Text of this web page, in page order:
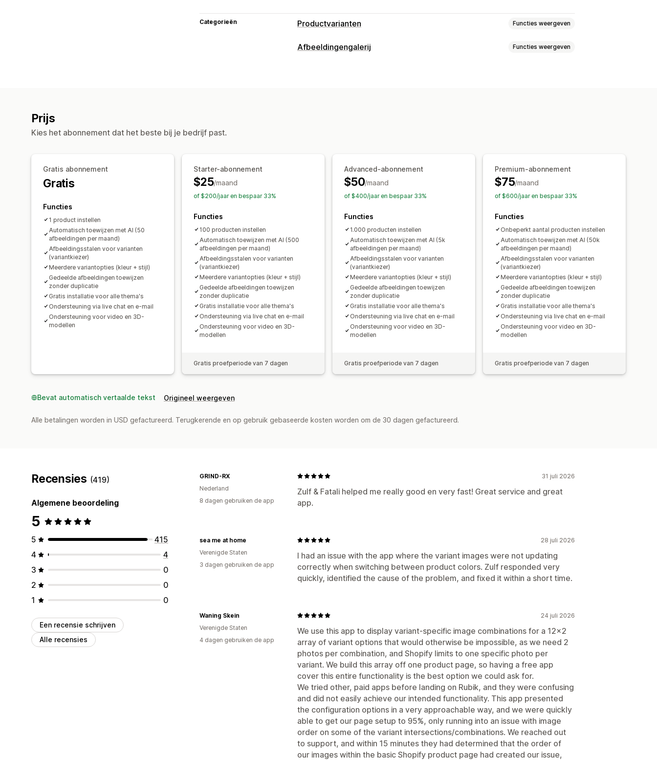
Categorieën Productvarianten Functies weergeven
Aanpassing
Afbeeldingengalerij Functies weergeven
Prijs
Kies het abonnement dat het beste bij je bedrijf past.
Gratis abonnement
Gratis
Functies
1 product instellen
Automatisch toewijzen met AI (50
afbeeldingen per maand)
Afbeeldingsstalen voor varianten
(variantkiezer)
Meerdere variantopties (kleur + stijl)
Gedeelde afbeeldingen toewijzen
zonder duplicatie
Gratis installatie voor alle thema's
Ondersteuning via live chat en e-mail
Ondersteuning voor video en 3D-
modellen
Starter-abonnement
$25/maand
of $200/jaar en bespaar 33%
Functies
100 producten instellen
Automatisch toewijzen met AI (500
afbeeldingen per maand)
Afbeeldingsstalen voor varianten
(variantkiezer)
Meerdere variantopties (kleur + stijl)
Gedeelde afbeeldingen toewijzen
zonder duplicatie
Gratis installatie voor alle thema's
Ondersteuning via live chat en e-mail
Ondersteuning voor video en 3D-
modellen
Gratis proefperiode van 7 dagen
Advanced-abonnement
$50/maand
of $400/jaar en bespaar 33%
Functies
1.000 producten instellen
Automatisch toewijzen met AI (5k
afbeeldingen per maand)
Afbeeldingsstalen voor varianten
(variantkiezer)
Meerdere variantopties (kleur + stijl)
Gedeelde afbeeldingen toewijzen
zonder duplicatie
Gratis installatie voor alle thema's
Ondersteuning via live chat en e-mail
Ondersteuning voor video en 3D-
modellen
Gratis proefperiode van 7 dagen
Premium-abonnement
$75/maand
of $600/jaar en bespaar 33%
Functies
Onbeperkt aantal producten instellen
Automatisch toewijzen met AI (50k
afbeeldingen per maand)
Afbeeldingsstalen voor varianten
(variantkiezer)
Meerdere variantopties (kleur + stijl)
Gedeelde afbeeldingen toewijzen
zonder duplicatie
Gratis installatie voor alle thema's
Ondersteuning via live chat en e-mail
Ondersteuning voor video en 3D-
modellen
Gratis proefperiode van 7 dagen
Bevat automatisch vertaalde tekst Origineel weergeven
Alle betalingen worden in USD gefactureerd. Terugkerende en op gebruik gebaseerde kosten worden om de 30 dagen gefactureerd.
Recensies (419)
Algemene beoordeling
5
5
415
4
4
3
0
2
0
1
0
Een recensie schrijven
Alle recensies
31 juli 2026
Zulf & Fatali helped me really good en very fast! Great service and great
app.
GRIND-RX
Nederland
8 dagen gebruiken de app
28 juli 2026
I had an issue with the app where the variant images were not updating
correctly when switching between product colors. Zulf responded very
quickly, identified the cause of the problem, and fixed it within a short time.
sea me at home
Verenigde Staten
3 dagen gebruiken de app
24 juli 2026
We use this app to display variant-specific image combinations for a 12x2
array of variant options that would otherwise be impossible, as we need 2
photos per combination, and Shopify limits to one specific photo per
variant. We build this array off one product page, so having a free app
cover this entire functionality is the best option we could ask for.
We tried other, paid apps before landing on Rubik, and they were confusing
and did not easily achieve our intended functionality. This app presented
the configuration options in a very approachable way, and we were quickly
able to get our page setup to 95%, only running into an issue with image
order on some of the variant intersections/combinations. We reached out
to support, and within 15 minutes they had determined that the order of
our images within the basic Shopify product page had created our issue,
Waning Skein
Verenigde Staten
4 dagen gebruiken de app